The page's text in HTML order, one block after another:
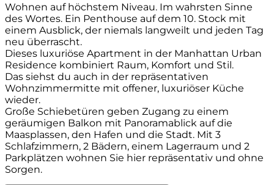
Wohnen auf höchstem Niveau. Im wahrsten Sinne
des Wortes. Ein Penthouse auf dem 10. Stock mit
einem Ausblick, der niemals langweilt und jeden Tag
neu überrascht.
Dieses luxuriöse Apartment in der Manhattan Urban
Residence kombiniert Raum, Komfort und Stil.
Das siehst du auch in der repräsentativen
Wohnzimmermitte mit offener, luxuriöser Küche
wieder.
Große Schiebetüren geben Zugang zu einem
geräumigen Balkon mit Panoramablick auf die
Maasplassen, den Hafen und die Stadt. Mit 3
Schlafzimmern, 2 Bädern, einem Lagerraum und 2
Parkplätzen wohnen Sie hier repräsentativ und ohne
Sorgen.